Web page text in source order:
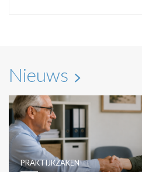
Nieuws
PRAKTIJKZAKEN